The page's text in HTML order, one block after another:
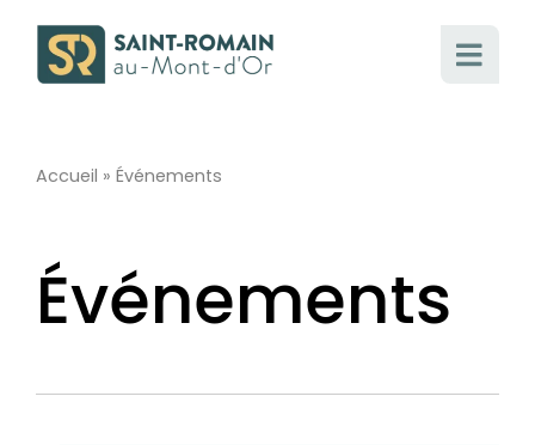
Accueil » Événements
Événements